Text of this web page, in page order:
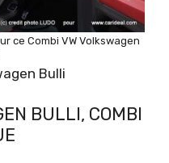
ce Combi VW Volkswagen
Bulli
BULLI, COMBI